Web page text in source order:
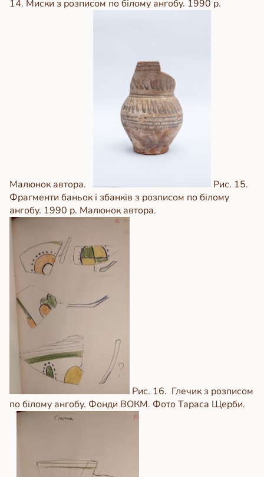
14. Миски з розписом по білому ангобу. 1990 р.
Малюнок автора.
Рис. 15.
Фрагменти баньок і збанків з розписом по білому
ангобу. 1990 р. Малюнок автора.
Рис. 16. Глечик з розписом
по білому ангобу. Фонди ВОКМ. Фото Тараса Щерби.